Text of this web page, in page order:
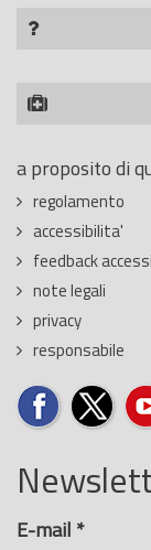
a proposito di
regolamento
accessibilita'
feedback
note legali
privacy
responsabile
E-mail *